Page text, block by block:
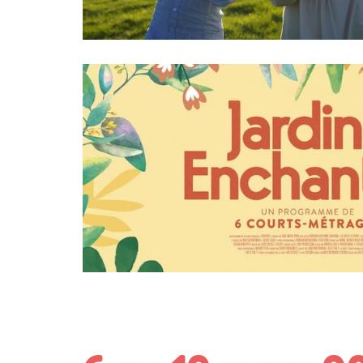
En savoir plus
Lectures + séance de
Dimanche 19
9 h 30
au cinéma Première
En savoir plus